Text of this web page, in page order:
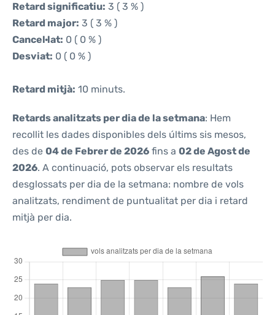
Retard significatiu: 3 ( 3 % )
Retard major: 3 ( 3 % )
Cancel·lat: 0 ( 0 % )
Desviat: 0 ( 0 % )
Retard mitjà: 10 minuts.
Retards analitzats per dia de la setmana: Hem
recollit les dades disponibles dels últims sis mesos,
des de 04 de Febrer de 2026 fins a 02 de Agost de
2026. A continuació, pots observar els resultats
desglossats per dia de la setmana: nombre de vols
analitzats, rendiment de puntualitat per dia i retard
mitjà per dia.